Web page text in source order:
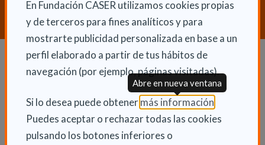
En Fundación CASER utilizamos cookies propias
y de terceros para fines analíticos y para
mostrarte publicidad personalizada en base a un
perfil elaborado a partir de tus hábitos de
navegación (por ejemplo, páginas visitadas).
Si lo desea puede obtener más información
Puedes aceptar o rechazar todas las cookies
pulsando los botones inferiores o
Abre en nueva ventana
CONTACTA CON NOSOTROS
Dependencia y autonomía
La dependencia
Dependencia en las CCAA
Trámites